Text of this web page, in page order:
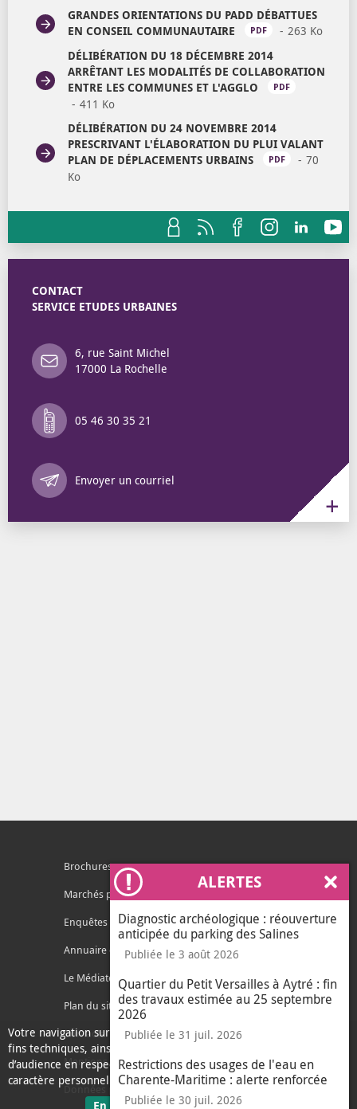
Votre navigation sur ce site nécessite l’usage de cookies pour des
fins techniques, ainsi que des cookies anonymisés de mesure
d’audience en respect de la législation relative aux données à
caractère personnel.
En savoir plussur les données personnelles
J'ai compris
ALERTES
Diagnostic archéologique : réouverture
anticipée du parking des Salines
Publiée le 3 août 2026
Quartier du Petit Versailles à Aytré : fin
des travaux estimée au 25 septembre
2026
Publiée le 31 juil. 2026
Restrictions des usages de l'eau en
Charente-Maritime : alerte renforcée
Publiée le 30 juil. 2026
GRANDES ORIENTATIONS DU PADD DÉBATTUES
EN CONSEIL COMMUNAUTAIRE
PDF 263 Ko
DÉLIBÉRATION DU 18 DÉCEMBRE 2014
ARRÊTANT LES MODALITÉS DE COLLABORATION
ENTRE LES COMMUNES ET L'AGGLO
PDF
411 Ko
DÉLIBÉRATION DU 24 NOVEMBRE 2014
PRESCRIVANT L'ÉLABORATION DU PLUI VALANT
PLAN DE DÉPLACEMENTS URBAINS
PDF
70
Ko
CONTACT
SERVICE ETUDES URBAINES
6, rue Saint Michel
17000 La Rochelle
05 46 30 35 21
Envoyer un courriel
Annuaire
Brochures
Marchés publics
Enquêtes publiques
Annuaire des services
Le Médiateur de l'Agglo
Plan du site
Contacter l'agglo
Mentions légales